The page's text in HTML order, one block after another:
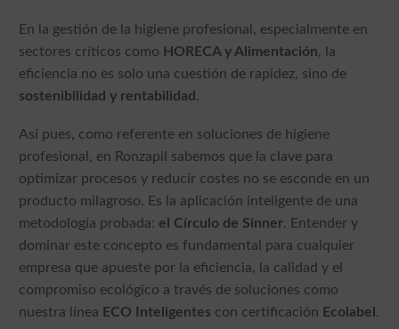
En la gestión de la higiene profesional, especialmente en
sectores críticos como HORECA y Alimentación, la
eficiencia no es solo una cuestión de rapidez, sino de
sostenibilidad y rentabilidad .
Así pues, como referente en soluciones de higiene
profesional, en Ronzapil sabemos que la clave para
optimizar procesos y reducir costes no se esconde en un
producto milagroso. Es la aplicación inteligente de una
metodología probada: el Círculo de Sinner. Entender y
dominar este concepto es fundamental para cualquier
empresa que apueste por la eficiencia, la calidad y el
compromiso ecológico a través de soluciones como
nuestra línea ECO Inteligentes con certificación Ecolabel.